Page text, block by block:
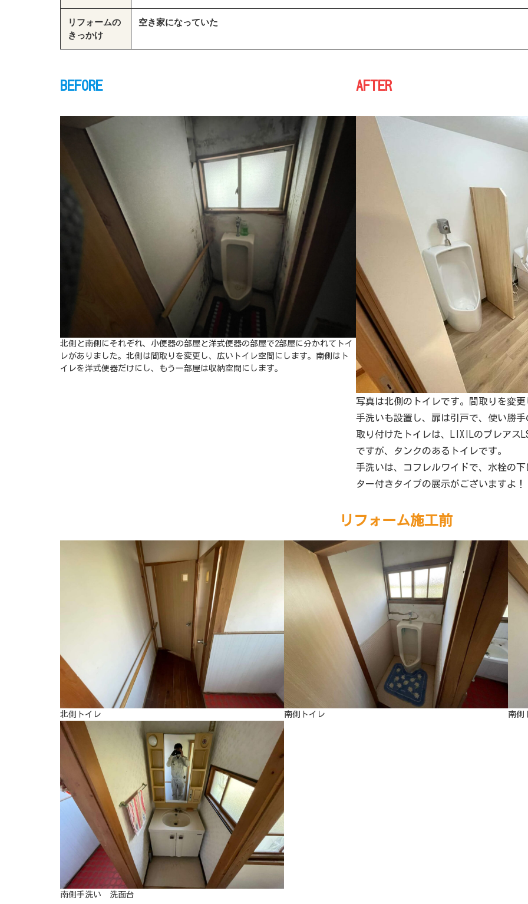
リフォームの
きっかけ
空き家になっていた
BEFORE
北側と南側にそれぞれ、小便器の部屋と洋式便器の部屋で2部屋に分かれてトイ
レがありました。北側は間取りを変更し、広いトイレ空間にします。南側はト
イレを洋式便器だけにし、もう一部屋は収納空間にします。
AFTER
写真は北側のトイレです。間取りを変
手洗いも設置し、扉は引戸で、使い勝
取り付けたトイレは、LIXILのプレアス
ですが、タンクのあるトイレです。
手洗いは、コフレルワイドで、水栓の
ター付きタイプの展示がございますよ！
リフォーム施工前
北側トイレ 南側トイレ 南側
南側手洗い 洗面台